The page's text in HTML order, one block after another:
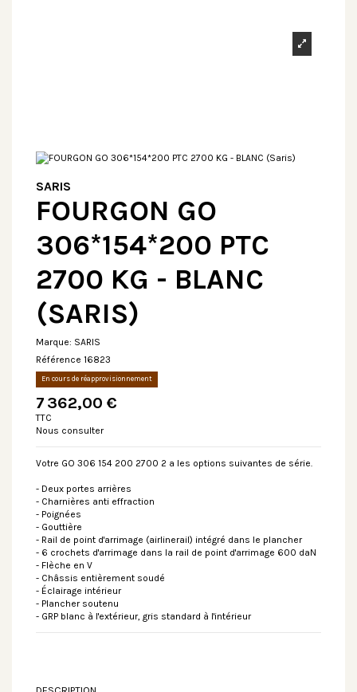
SARIS
FOURGON GO
306*154*200 PTC
2700 KG - BLANC
(SARIS)
Marque: SARIS
Référence 16823
En cours de réapprovisionnement
7 362,00 €
TTC
Nous consulter
Votre GO 306 154 200 2700 2 a les options suivantes de série.
- Deux portes arrières
- Charnières anti effraction
- Poignées
- Gouttière
- Rail de point d'arrimage (airlinerail) intégré dans le plancher
- 6 crochets d'arrimage dans la rail de point d'arrimage 600 daN
- Flèche en V
- Châssis entièrement soudé
- Éclairage intérieur
- Plancher soutenu
- GRP blanc à l'extérieur, gris standard à l'intérieur